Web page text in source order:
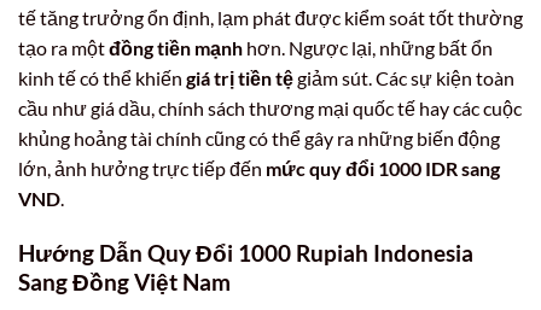
tế tăng trưởng ổn định, lạm phát được kiểm soát tốt thường
tạo ra mộtđồng tiền mạnh hơn. Ngược lại, những bất ổn
kinh tế có thể khiến giá trị tiền tệgiảm sút. Các sự kiện toàn
cầu như giá dầu, chính sách thương mại quốc tế hay các cuộc
khủng hoảng tài chính cũng có thể gây ra những biến động
lớn, ảnh hưởng trực tiếp đến mức quy đổi 1000 IDR sang
VND.
Hướng Dẫn Quy Đổi 1000 Rupiah Indonesia
Sang Đồng Việt Nam